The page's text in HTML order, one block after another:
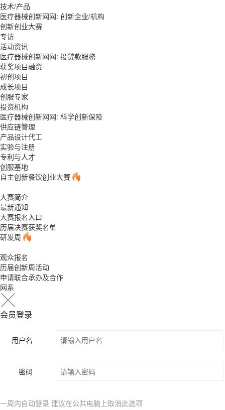
技术/产品
医疗器械创新网网: 创新企业/机构
创新创业大赛
专访
活动资讯
医疗器械创新网网: 投贷款服務
获奖项目融资
初创项目
成长项目
创服专家
投资机构
医疗器械创新网网: 科学创新保障
供应链管理
产品设计代工
实验与注册
专利与人才
创服基地
自主创新餐饮创业大賽
大赛简介
最新通知
大赛报名入口
历届决赛获奖名单
研发周
观众报名
历届创新周活动
申请联合承办及合作
网系
会员登录
用户名
密码
一周内自动登录 建议在公共电脑上取消此选项